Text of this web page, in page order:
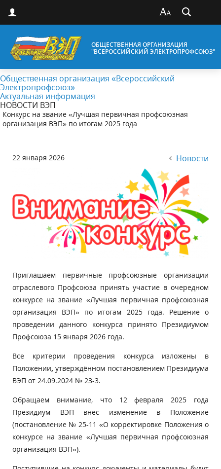
ОБЩЕСТВЕННАЯ ОРГАНИЗАЦИЯ
"ВСЕРОССИЙСКИЙ ЭЛЕКТРОПРОФСОЮЗ"
Общественная организация «Всероссийский
Электропрофсоюз»
Актуальная информация
НОВОСТИ ВЭП
Конкурс на звание «Лучшая первичная профсоюзная
организация ВЭП» по итогам 2025 года
22 января 2026 Новости
Приглашаем первичные профсоюзные организации
отраслевого Профсоюза принять участие в очередном
конкурсе на звание «Лучшая первичная профсоюзная
организация ВЭП» по итогам 2025 года. Решение о
проведении данного конкурса принято Президиумом
Профсоюза 15 января 2026 года.
Все критерии проведения конкурса изложены в
Положении, утверждённом постановлением Президиума
ВЭП от 24.09.2024 № 23-3.
Обращаем внимание, что 12 февраля 2025 года
Президиум ВЭП внес изменение в Положение
(постановление № 25-11 «О корректировке Положения о
конкурсе на звание «Лучшая первичная профсоюзная
организация ВЭП»).